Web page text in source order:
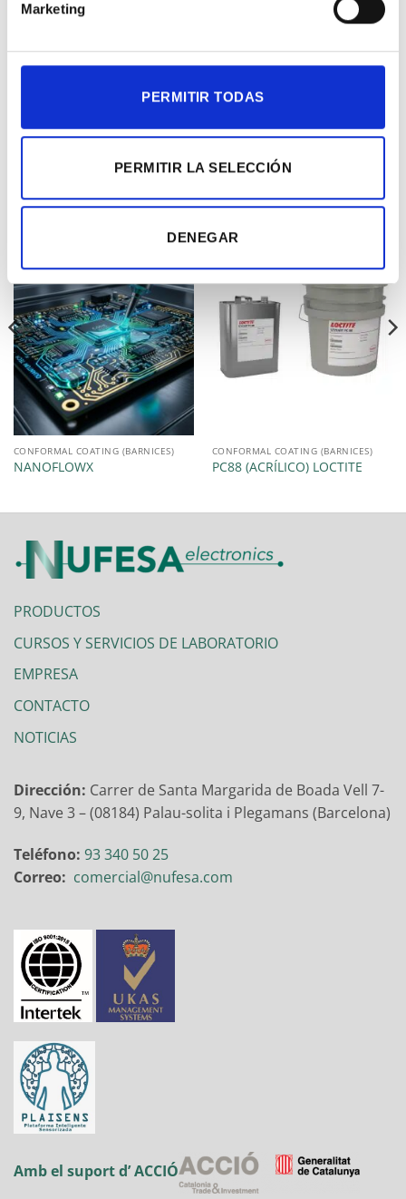
Marketing
PERMITIR TODAS
PERMITIR LA SELECCIÓN
DENEGAR
CONFORMAL COATING (BARNICES)
NANOFLOWX
CONFORMAL COATING (BARNICES)
PC88 (ACRÍLICO) LOCTITE
PRODUCTOS
CURSOS Y SERVICIOS DE LABORATORIO
EMPRESA
CONTACTO
NOTICIAS
Dirección: Carrer de Santa Margarida de Boada Vell 7-
9, Nave 3 – (08184) Palau-solita i Plegamans (Barcelona)
Teléfono: 93 340 50 25
Correo: comercial@nufesa.com
Amb el suport d’ ACCIÓ